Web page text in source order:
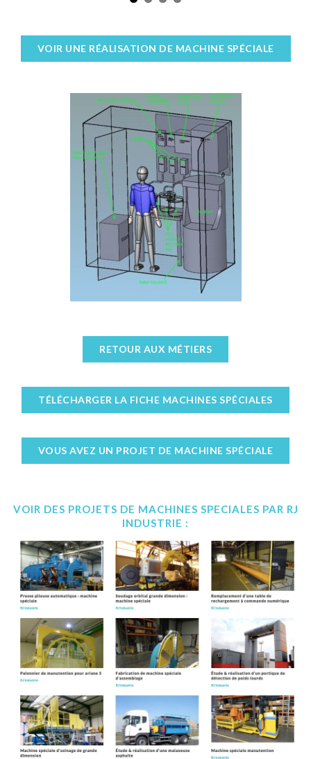
VOIR UNE RÉALISATION DE MACHINE SPÉCIALE
RETOUR AUX MÉTIERS
TÉLÉCHARGER LA FICHE MACHINES SPÉCIALES
VOUS AVEZ UN PROJET DE MACHINE SPÉCIALE
VOIR DES PROJETS DE MACHINES SPECIALES PAR RJ
INDUSTRIE :